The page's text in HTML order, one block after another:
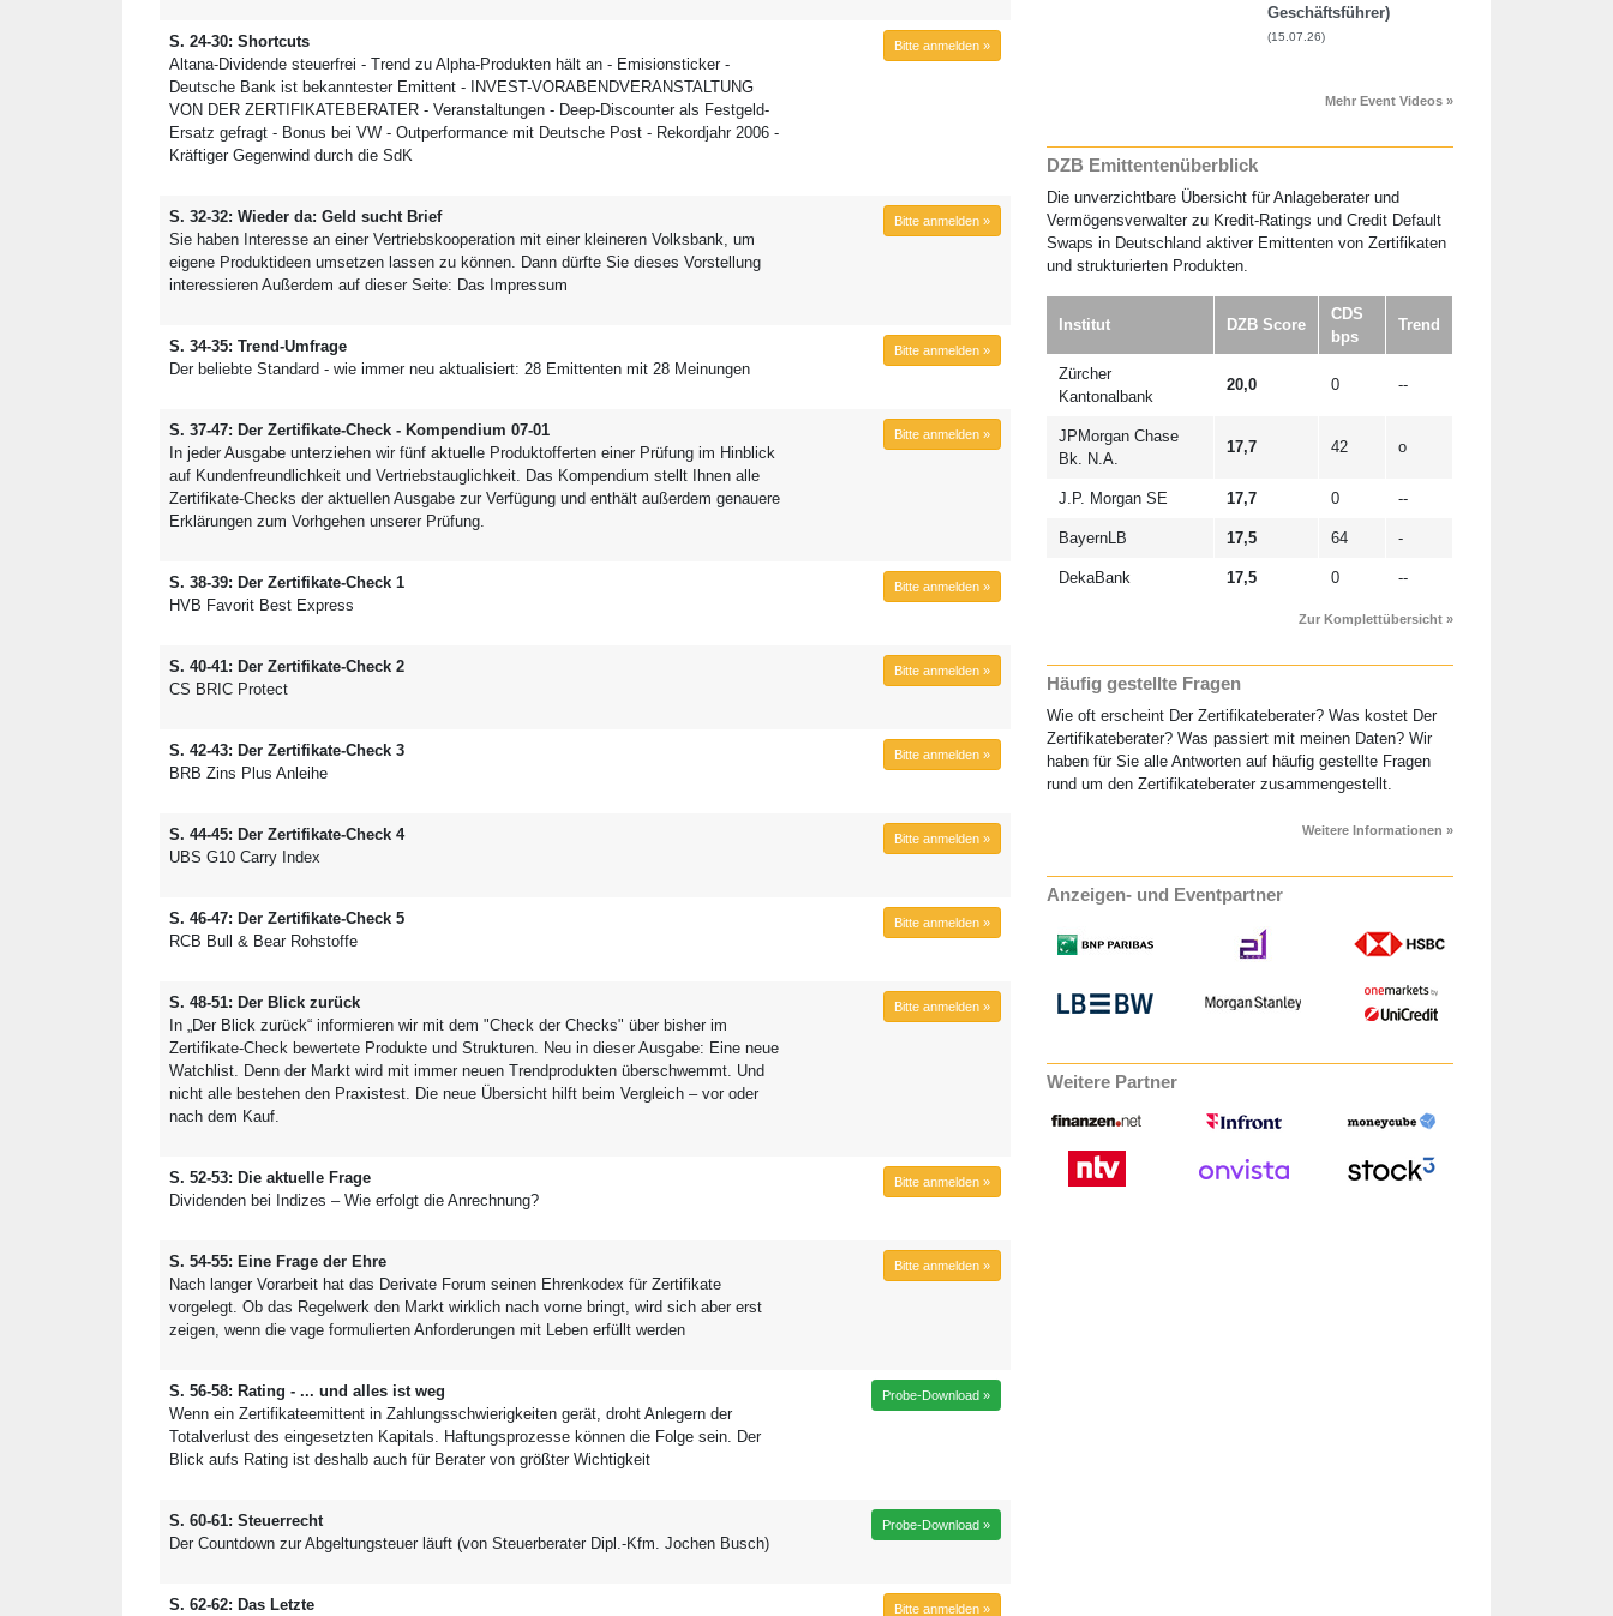
S. 24-30: Shortcuts
Altana-Dividende steuerfrei - Trend zu Alpha-Produkten hält an - Emisionsticker -
Deutsche Bank ist bekanntester Emittent - INVEST-VORABENDVERANSTALTUNG
VON DER ZERTIFIKATEBERATER - Veranstaltungen - Deep-Discounter als Festgeld-
Ersatz gefragt - Bonus bei VW - Outperformance mit Deutsche Post - Rekordjahr 2006 -
Kräftiger Gegenwind durch die SdK
Bitte anmelden »
S. 32-32: Wieder da: Geld sucht Brief
Sie haben Interesse an einer Vertriebskooperation mit einer kleineren Volksbank, um
eigene Produktideen umsetzen lassen zu können. Dann dürfte Sie dieses Vorstellung
interessieren Außerdem auf dieser Seite: Das Impressum
Bitte anmelden »
S. 34-35: Trend-Umfrage
Der beliebte Standard - wie immer neu aktualisiert: 28 Emittenten mit 28 Meinungen
Bitte anmelden »
S. 37-47: Der Zertifikate-Check - Kompendium 07-01
In jeder Ausgabe unterziehen wir fünf aktuelle Produktofferten einer Prüfung im Hinblick
auf Kundenfreundlichkeit und Vertriebstauglichkeit. Das Kompendium stellt Ihnen alle
Zertifikate-Checks der aktuellen Ausgabe zur Verfügung und enthält außerdem genauere
Erklärungen zum Vorhgehen unserer Prüfung.
Bitte anmelden »
S. 38-39: Der Zertifikate-Check 1
HVB Favorit Best Express
Bitte anmelden »
S. 40-41: Der Zertifikate-Check 2
CS BRIC Protect
Bitte anmelden »
S. 42-43: Der Zertifikate-Check 3
BRB Zins Plus Anleihe
Bitte anmelden »
S. 44-45: Der Zertifikate-Check 4
UBS G10 Carry Index
Bitte anmelden »
S. 46-47: Der Zertifikate-Check 5
RCB Bull & Bear Rohstoffe
Bitte anmelden »
S. 48-51: Der Blick zurück
In „Der Blick zurück“ informieren wir mit dem "Check der Checks" über bisher im
Zertifikate-Check bewertete Produkte und Strukturen. Neu in dieser Ausgabe: Eine neue
Watchlist. Denn der Markt wird mit immer neuen Trendprodukten überschwemmt. Und
nicht alle bestehen den Praxistest. Die neue Übersicht hilft beim Vergleich – vor oder
nach dem Kauf.
Bitte anmelden »
S. 52-53: Die aktuelle Frage
Dividenden bei Indizes – Wie erfolgt die Anrechnung?
Bitte anmelden »
S. 54-55: Eine Frage der Ehre
Nach langer Vorarbeit hat das Derivate Forum seinen Ehrenkodex für Zertifikate
vorgelegt. Ob das Regelwerk den Markt wirklich nach vorne bringt, wird sich aber erst
zeigen, wenn die vage formulierten Anforderungen mit Leben erfüllt werden
Bitte anmelden »
S. 56-58: Rating - ... und alles ist weg
Wenn ein Zertifikateemittent in Zahlungsschwierigkeiten gerät, droht Anlegern der
Totalverlust des eingesetzten Kapitals. Haftungsprozesse können die Folge sein. Der
Blick aufs Rating ist deshalb auch für Berater von größter Wichtigkeit
Probe-Download »
S. 60-61: Steuerrecht
Der Countdown zur Abgeltungsteuer läuft (von Steuerberater Dipl.-Kfm. Jochen Busch)
Probe-Download »
S. 62-62: Das Letzte Bitte anmelden »
Geschäftsführer)
(15.07.26)
Mehr Event Videos »
DZB Emittentenüberblick
Die unverzichtbare Übersicht für Anlageberater und
Vermögensverwalter zu Kredit-Ratings und Credit Default
Swaps in Deutschland aktiver Emittenten von Zertifikaten
und strukturierten Produkten.
Institut DZB Score
CDS
bps
Trend
Zürcher
Kantonalbank
20,0 0 --
JPMorgan Chase
Bk. N.A.
17,7 42 o
J.P. Morgan SE 17,7 0 --
BayernLB 17,5 64 -
DekaBank 17,5 0 --
Zur Komplettübersicht »
Häufig gestellte Fragen
Wie oft erscheint Der Zertifikateberater? Was kostet Der
Zertifikateberater? Was passiert mit meinen Daten? Wir
haben für Sie alle Antworten auf häufig gestellte Fragen
rund um den Zertifikateberater zusammengestellt.
Weitere Informationen »
Anzeigen- und Eventpartner
Weitere Partner